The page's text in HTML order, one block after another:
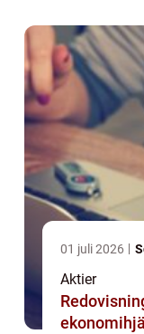
01 juli 2026
Aktier
Redovisningsbyrå så